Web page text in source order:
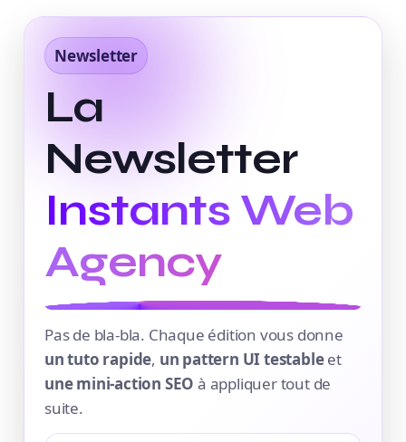
Newsletter
La
Newsletter
Instants Web
Agency
Pas de bla-bla. Chaque édition vous donne
un tuto rapide, un pattern UI testableet
une mini-action SEO à appliquer tout de
suite.